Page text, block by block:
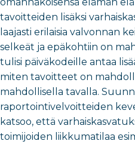
tavoitteiden lisäksi
laajasti erilaisia valvonnan
selkeät ja epäkohtiin on
tulisi päiväkodeille antaa
miten tavoitteet on
mahdollisella tavalla.
raportointivelvoitteiden
katsoo, että
toimijoiden liikkumatilaa